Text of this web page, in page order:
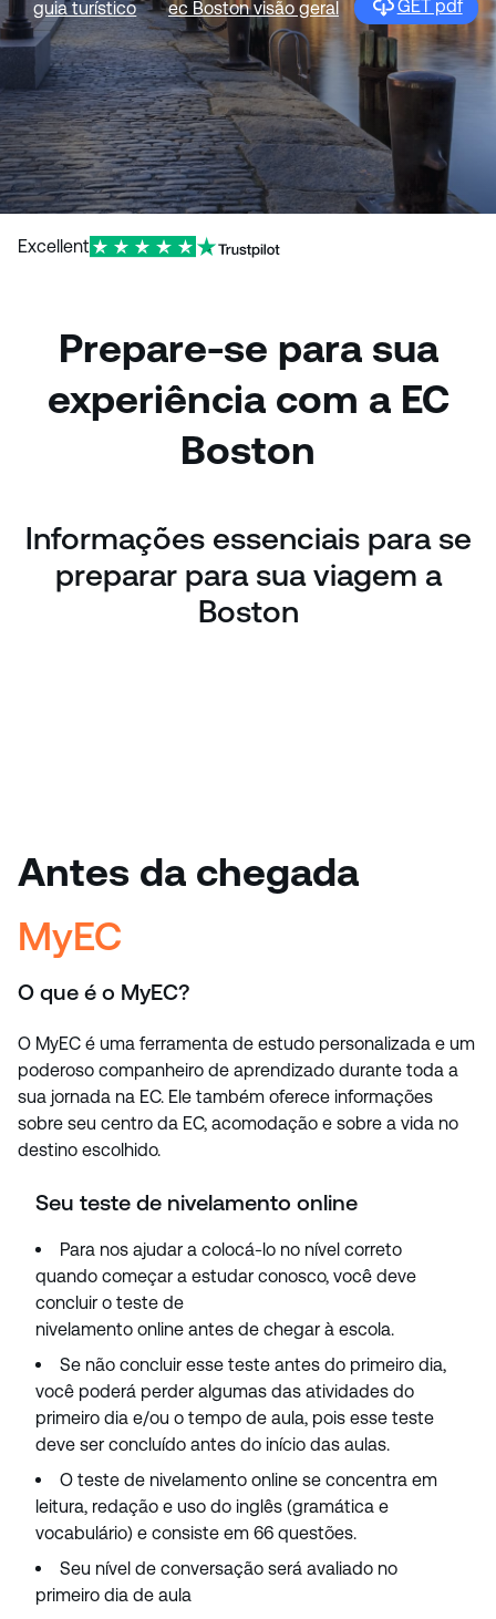
guia turístico ec Boston visão geral GET pdf
Excellent
Prepare-se para sua
experiência com a EC
Boston
Informações essenciais para se
preparar para sua viagem a
Boston
Antes da chegada
MyEC
O que é o MyEC?
O MyEC é uma ferramenta de estudo personalizada e um
poderoso companheiro de aprendizado durante toda a
sua jornada na EC. Ele também oferece informações
sobre seu centro da EC, acomodação e sobre a vida no
destino escolhido.
Seu teste de nivelamento online
Para nos ajudar a colocá-lo no nível correto
quando começar a estudar conosco, você deve
concluir o teste de
nivelamento online antes de chegar à escola.
Se não concluir esse teste antes do primeiro dia,
você poderá perder algumas das atividades do
primeiro dia e/ou o tempo de aula, pois esse teste
deve ser concluído antes do início das aulas.
O teste de nivelamento online se concentra em
leitura, redação e uso do inglês (gramática e
vocabulário) e consiste em 66 questões.
Seu nível de conversação será avaliado no
primeiro dia de aula